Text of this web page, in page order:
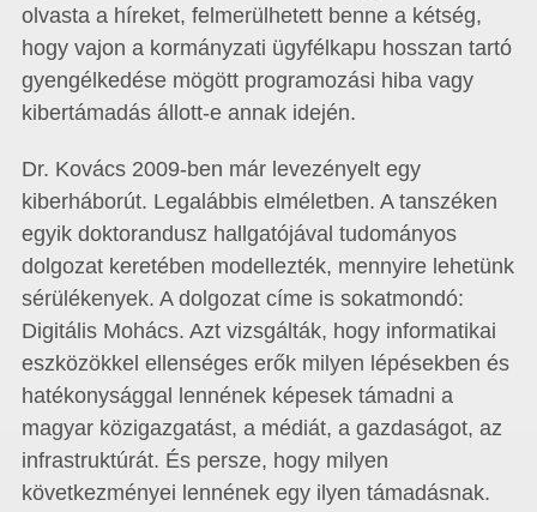
olvasta a híreket, felmerülhetett benne a kétség,
hogy vajon a kormányzati ügyfélkapu hosszan tartó
gyengélkedése mögött programozási hiba vagy
kibertámadás állott-e annak idején.
Dr. Kovács 2009-ben már levezényelt egy
kiberháborút. Legalábbis elméletben. A tanszéken
egyik doktorandusz hallgatójával tudományos
dolgozat keretében modellezték, mennyire lehetünk
sérülékenyek. A dolgozat címe is sokatmondó:
Digitális Mohács. Azt vizsgálták, hogy informatikai
eszközökkel ellenséges erők milyen lépésekben és
hatékonysággal lennének képesek támadni a
magyar közigazgatást, a médiát, a gazdaságot, az
infrastruktúrát. És persze, hogy milyen
következményei lennének egy ilyen támadásnak.